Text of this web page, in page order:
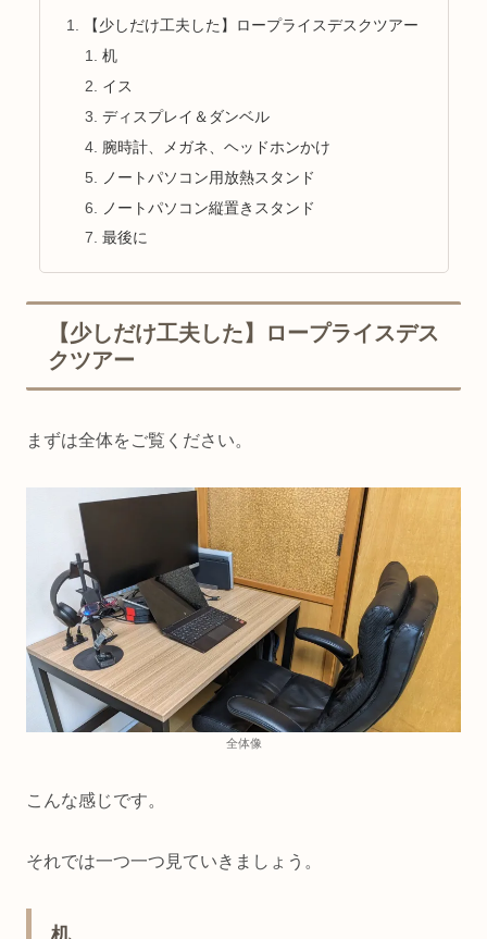
【少しだけ工夫した】ロープライスデスクツアー
机
イス
ディスプレイ＆ダンベル
腕時計、メガネ、ヘッドホンかけ
ノートパソコン用放熱スタンド
ノートパソコン縦置きスタンド
最後に
【少しだけ工夫した】ロープライスデス
クツアー
まずは全体をご覧ください。
全体像
こんな感じです。
それでは一つ一つ見ていきましょう。
机